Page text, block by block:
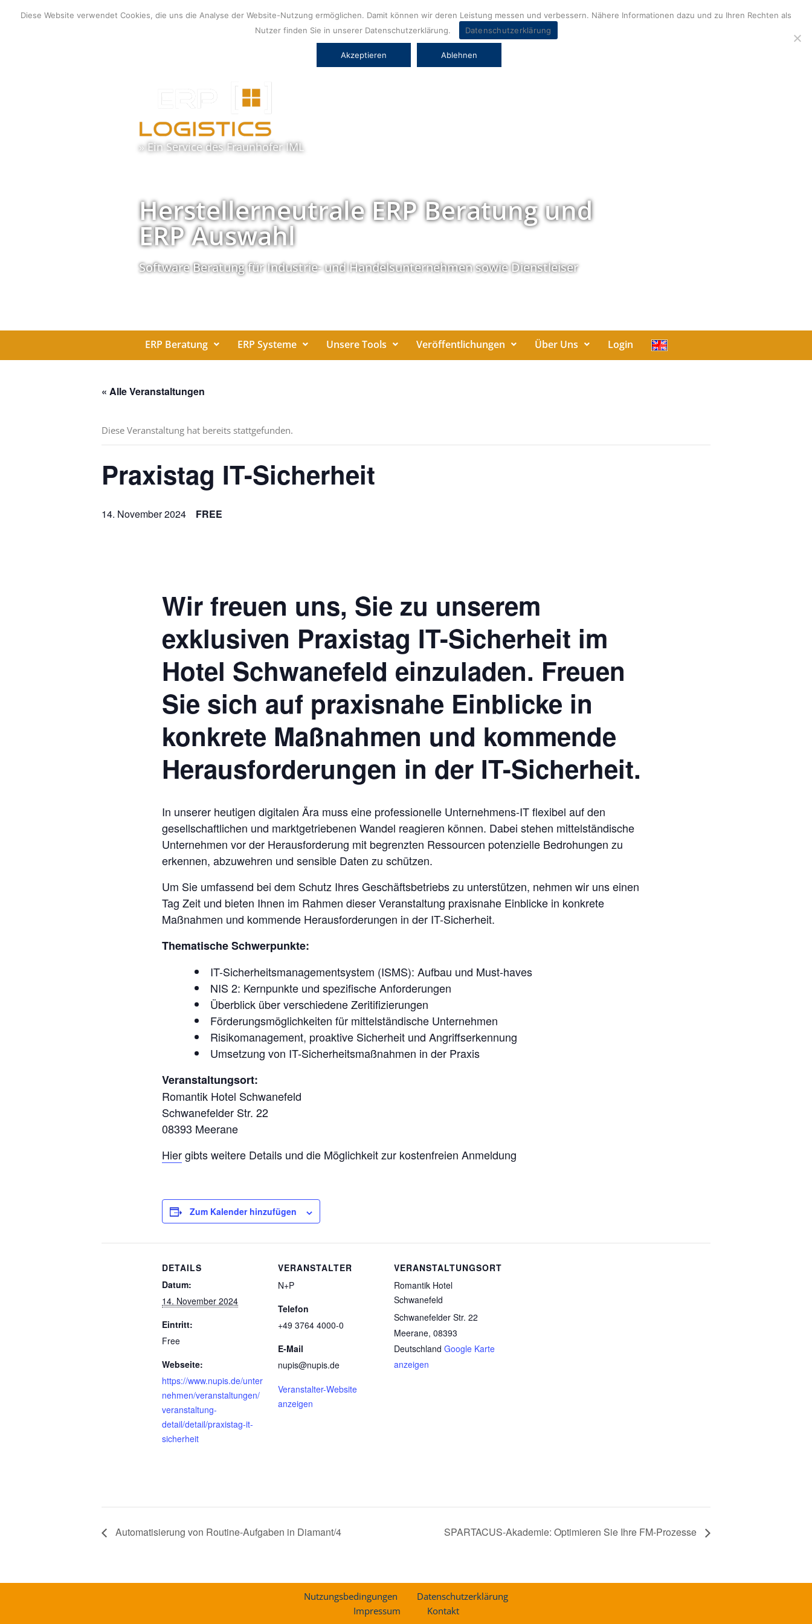
Inhalt
» Ein Service desFraunhofer IML
Herstellerneutrale ERP Beratung und
ERP Auswahl
Software Beratung für Industrie- und Handelsunternehmen sowie Dienstleiser
ERP Beratung ERP Systeme Unsere Tools Veröffentlichungen Über Uns Login
« Alle Veranstaltungen
Diese Veranstaltung hat bereits stattgefunden.
Praxistag IT-Sicherheit
14. November 2024 FREE
Wir freuen uns, Sie zu unserem
exklusiven Praxistag IT-Sicherheit im
Hotel Schwanefeld einzuladen. Freuen
Sie sich auf praxisnahe Einblicke in
konkrete Maßnahmen und kommende
Herausforderungen in der IT-Sicherheit.
In unserer heutigen digitalen Ära muss eine professionelle Unternehmens-IT flexibel auf den
gesellschaftlichen und marktgetriebenen Wandel reagieren können. Dabei stehen mittelständische
Unternehmen vor der Herausforderung mit begrenzten Ressourcen potenzielle Bedrohungen zu
erkennen, abzuwehren und sensible Daten zu schützen.
Um Sie umfassend bei dem Schutz Ihres Geschäftsbetriebs zu unterstützen, nehmen wir uns einen
Tag Zeit und bieten Ihnen im Rahmen dieser Veranstaltung praxisnahe Einblicke in konkrete
Maßnahmen und kommende Herausforderungen in der IT-Sicherheit.
Thematische Schwerpunkte:
IT-Sicherheitsmanagementsystem (ISMS): Aufbau und Must-haves
NIS 2: Kernpunkte und spezifische Anforderungen
Überblick über verschiedene Zeritifizierungen
Förderungsmöglichkeiten für mittelständische Unternehmen
Risikomanagement, proaktive Sicherheit und Angriffserkennung
Umsetzung von IT-Sicherheitsmaßnahmen in der Praxis
Veranstaltungsort:
Romantik Hotel Schwanefeld
Schwanefelder Str. 22
08393 Meerane
Hiergibts weitere Details und die Möglichkeit zur kostenfreien Anmeldung
Zum Kalender hinzufügen
DETAILS
Datum:
14. November 2024
Eintritt:
Free
Webseite:
https://www.nupis.de/unter
nehmen/veranstaltungen/
veranstaltung-
detail/detail/praxistag-it-
sicherheit
VERANSTALTER
N+P
Telefon
+49 3764 4000-0
E-Mail
nupis@nupis.de
Veranstalter-Website
anzeigen
VERANSTALTUNGSORT
Romantik Hotel
Schwanefeld
Schwanefelder Str. 22
Meerane, 08393
Deutschland Google Karte
anzeigen
Automatisierung von Routine-Aufgaben in Diamant/4 SPARTACUS-Akademie: Optimieren Sie Ihre FM-Prozesse
Nutzungsbedingungen
Datenschutzerklärung
Impressum
Kontakt
Diese Website verwendet Cookies, die uns die Analyse der Website-Nutzung ermöglichen. Damit können wir deren Leistung messen und verbessern. Nähere Informationen dazu und zu Ihren Rechten als
Nutzer finden Sie in unserer Datenschutzerklärung.
Datenschutzerklärung
Akzeptieren Ablehnen